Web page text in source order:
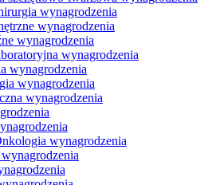
wynagrodzenia
wynagrodzenia
wynagrodzenia
wynagrodzenia
wynagrodzenia
wynagrodzenia
wynagrodzenia
wynagrodzenia